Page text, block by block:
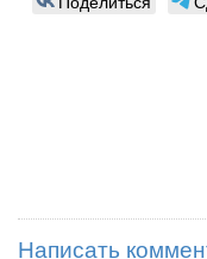
Написать